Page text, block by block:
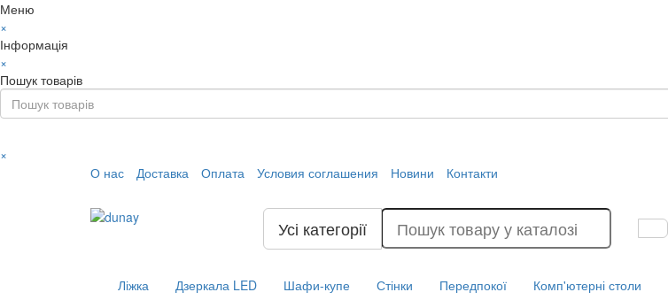
Меню
×
Інформація
×
Пошук товарів
×
О нас
Доставка Оплата Условия соглашения Новини
Контакти
Усі категорії
Ліжка Дзеркала LED Шафи-купе Стінки Передпокої Комп'ютерні столи